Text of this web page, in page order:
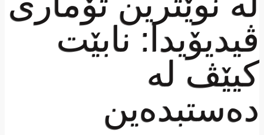
ڤیدیۆیدا: نابێت
کیێڤ لە
دەستبدەین